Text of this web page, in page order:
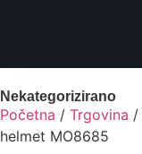
Nekategorizirano
Početna / Trgovina /
helmet MO8685